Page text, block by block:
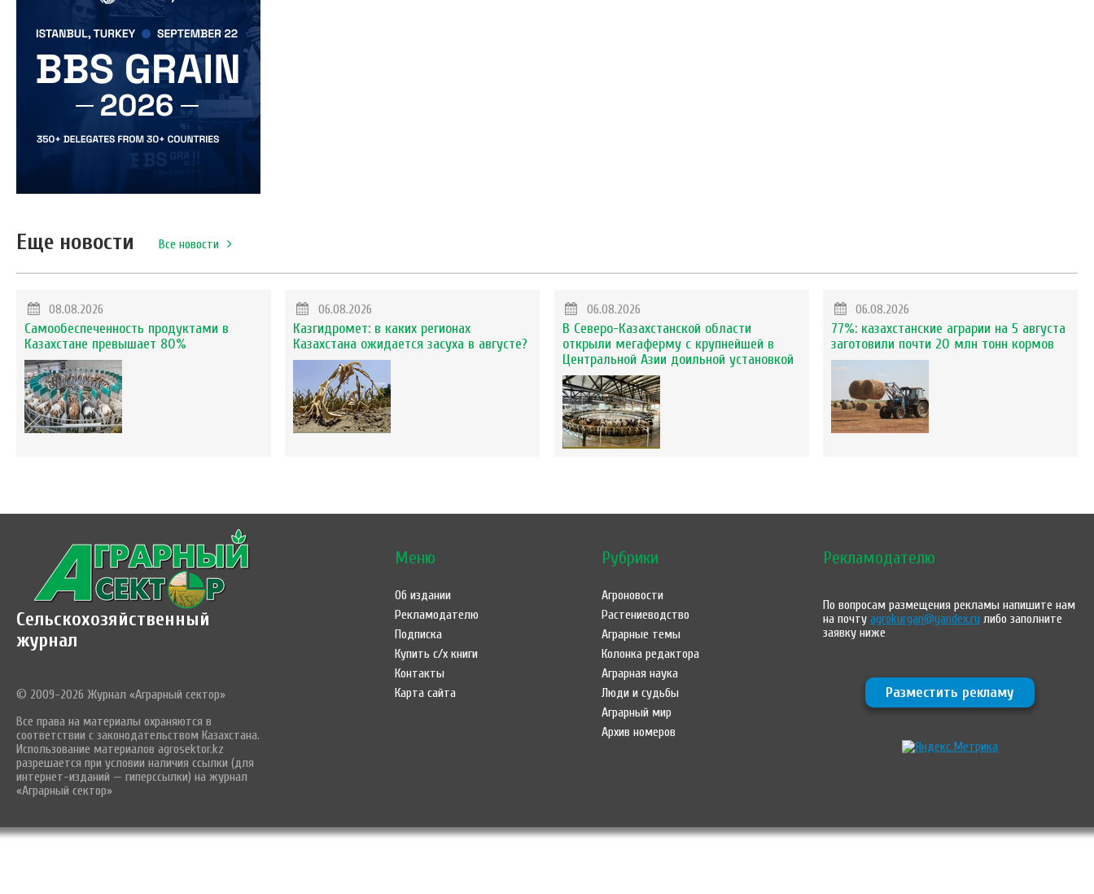
Еще новости Все новости
08.08.2026
Самообеспеченность продуктами в
Казахстане превышает 80%
06.08.2026
Казгидромет: в каких регионах
Казахстана ожидается засуха в августе?
06.08.2026
В Северо-Казахстанской области
открыли мегаферму с крупнейшей в
Центральной Азии доильной установкой
06.08.2026
77%: казахстанские аграрии на 5 августа
заготовили почти 20 млн тонн кормов
Сельскохозяйственный
журнал
© 2009-2026 Журнал «Аграрный сектор»
Все права на материалы охраняются в
соответствии с законодательством Казахстана.
Использование материалов agrosektor.kz
разрешается при условии наличия ссылки (для
интернет-изданий — гиперссылки) на журнал
«Аграрный сектор»
Меню
Об издании
Рекламодателю
Подписка
Купить с/х книги
Контакты
Карта сайта
Рубрики
Агроновости
Растениеводство
Аграрные темы
Колонка редактора
Аграрная наука
Люди и судьбы
Аграрный мир
Архив номеров
Рекламодателю
По вопросам размещения рекламы напишите нам
на почтуagrokurgan@yandex.ru либо заполните
заявку ниже
Разместить рекламу